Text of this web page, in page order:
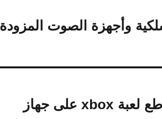
وأجهزة الصوت المزودة
ما هو الجهاز الذي أحتاج إليه لتسجيل مقاطع لعبة xbox على جهاز